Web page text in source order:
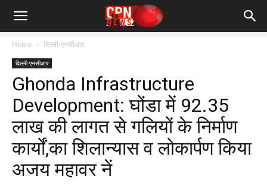
Home दिल्ली-एनसीआर
दिल्ली-एनसीआर
Ghonda Infrastructure
Development: घोंडा में 92.35
लाख की लागत से गलियों के निर्माण
कार्यों,का शिलान्यास व लोकार्पण किया
अजय महावर नें